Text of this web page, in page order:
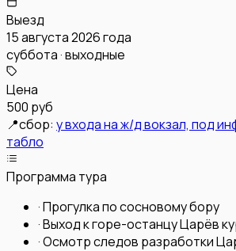
Выезд
15 августа 2026 года
суббота · выходные
Цена
500 руб
📍сбор: у входа на ж/д вокзал, под
табло
Программа тура
·Прогулка по сосновому бору
·Выход к горе-останцу Царёв
·Осмотр следов разработки